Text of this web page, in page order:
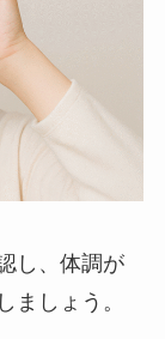
し、体調が
ましょう。